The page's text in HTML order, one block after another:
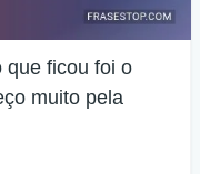
que ficou foi o
muito pela